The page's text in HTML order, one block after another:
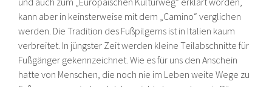
kann aber in keinsterweise mit dem „Camino“ verglichen
werden. Die Tradition des Fußpilgerns ist in Italien kaum
verbreitet. In jüngster Zeit werden kleine Teilabschnitte für
Fußgänger gekennzeichnet. Wie es für uns den Anschein
hatte von Menschen, die noch nie im Leben weite Wege zu